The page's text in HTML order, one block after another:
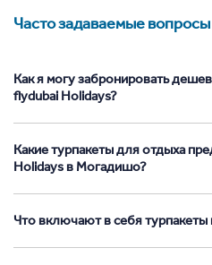
Часто задаваемые вопросы
Как я могу забронировать
flydubai Holidays?
Какие турпакеты для отдыха
Holidays в Могадишо?
Что включают в себя